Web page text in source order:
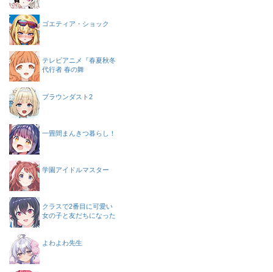
ゴエティア・ショック
テレビアニメ『春夏秋冬
代行者 春の舞
ブラウンダスト2
一畳間まんきつ暮らし！
学園アイドルマスター
クラスで2番目に可愛い
女の子と友だちになった
よわよわ先生